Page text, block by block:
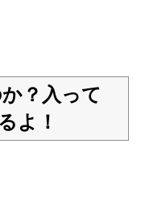
？入って
よ！